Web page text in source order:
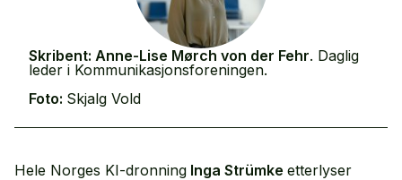
Skribent: Anne-Lise Mørch von der Fehr. Daglig
leder i Kommunikasjonsforeningen.
Foto: Skjalg Vold
Hele Norges KI-dronning Inga Strümke etterlyser